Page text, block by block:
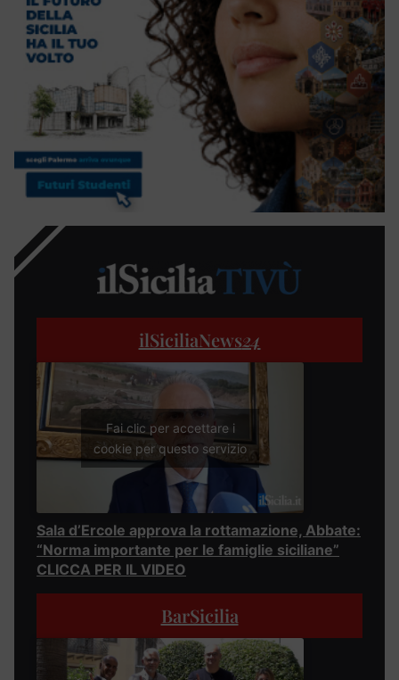
ilSiciliaNews24
Fai clic per accettare i
cookie per questo servizio
Sala d’Ercole approva la rottamazione, Abbate:
“Norma importante per le famiglie siciliane”
CLICCA PER IL VIDEO
BarSicilia